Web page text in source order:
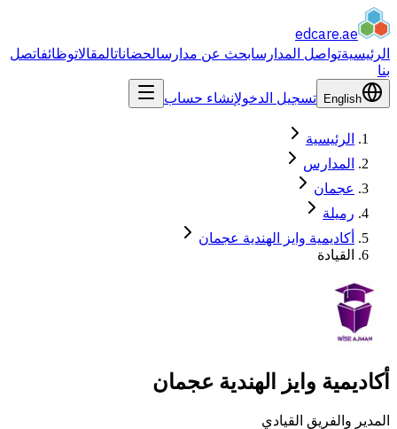
edcare.ae
الرئيسيةتواصل المدارسابحث عن مدارسالحضاناتالمقالاتوظائفاتصل
بنا
English تسجيل الدخولإنشاء حساب
الرئيسية
المدارس
عجمان
رميلة
أكاديمية وايز الهندية عجمان
القيادة
أكاديمية وايز الهندية عجمان
المدير والفريق القيادي